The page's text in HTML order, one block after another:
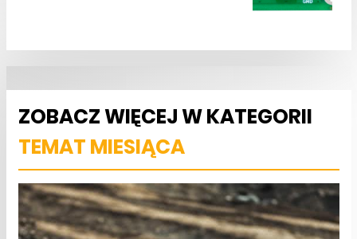
ZOBACZ WIĘCEJ W KATEGORII
TEMAT MIESIĄCA